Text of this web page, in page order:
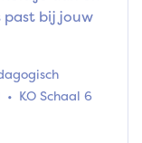
bij jouw
KO Schaal 6